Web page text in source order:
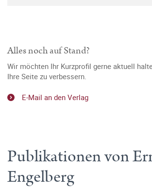
Alles noch auf Stand?
Wir möchten Ihr Kurzprofil gerne aktuell
Ihre Seite zu verbessern.
E-Mail an den Verlag
Publikationen von
Engelberg